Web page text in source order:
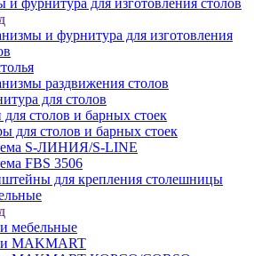
фурнитура для изготовления столов
и фурнитура для изготовления
раздвижения столов
для столов
столов и барных стоек
для столов и барных стоек
S-ЛИНИЯ/S-LINE
FBS 3506
для крепления столешницы
мебельные
MAKMART